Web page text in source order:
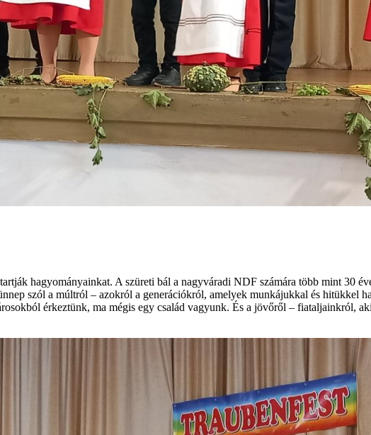
hagyományainkat. A szüreti bál a nagyváradi NDF számára több mint 30
szól a múltról – azokról a generációkról, amelyek munkájukkal és hitükkel
érkeztünk, ma mégis egy család vagyunk. És a jövőről – fiataljainkról,